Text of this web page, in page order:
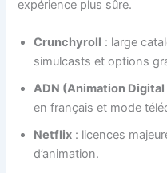
expérience plus sûre.
Crunchyroll : large
simulcasts et options
ADN (Animation
en français et mode
Netflix : licences
d’animation.